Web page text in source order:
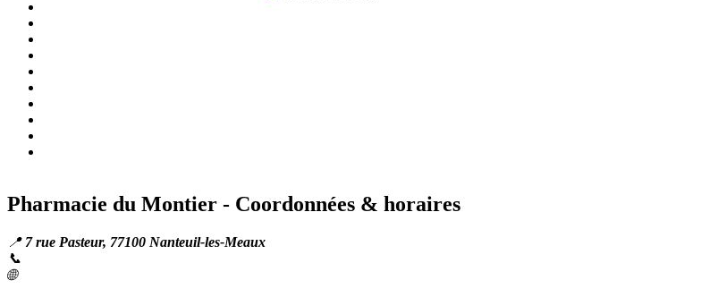
Pharmacie du Montier - Coordonnées & horaires
📍 7 rue Pasteur, 77100 Nanteuil‐les‐Meaux
📞
🌐